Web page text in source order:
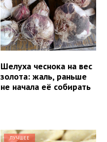
Шелуха чеснока на вес
золота: жаль, раньше
не начала её собирать
ЛУЧШЕЕ